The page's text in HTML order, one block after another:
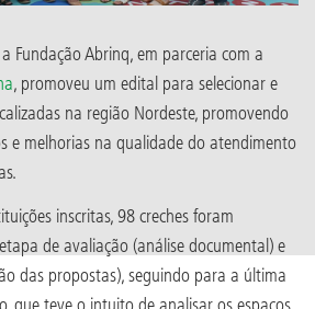
Fundação Abrinq, em parceria com a
, promoveu um edital para selecionar e
na região Nordeste, promovendo
e melhorias na qualidade do atendimento
inscritas, 98 creches foram
de avaliação (análise documental) e
das propostas), seguindo para a última